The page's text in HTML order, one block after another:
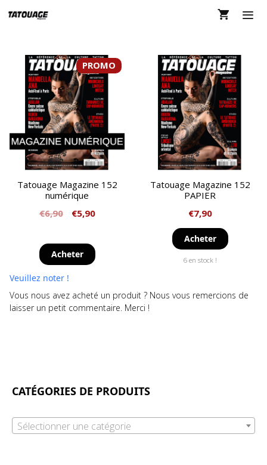
au
PROMO
Tatouage Magazine 152
numérique
€6,90 €5,90
Acheter
Tatouage Magazine 152
PAPIER
€7,90
Acheter
6 en stock !
Veuillez noter !
Vous nous avez acheté un produit ? Nous vous remercions de
laisser un petit commentaire. Merci !
CATÉGORIES DE PRODUITS
Sélectionner une catégorie